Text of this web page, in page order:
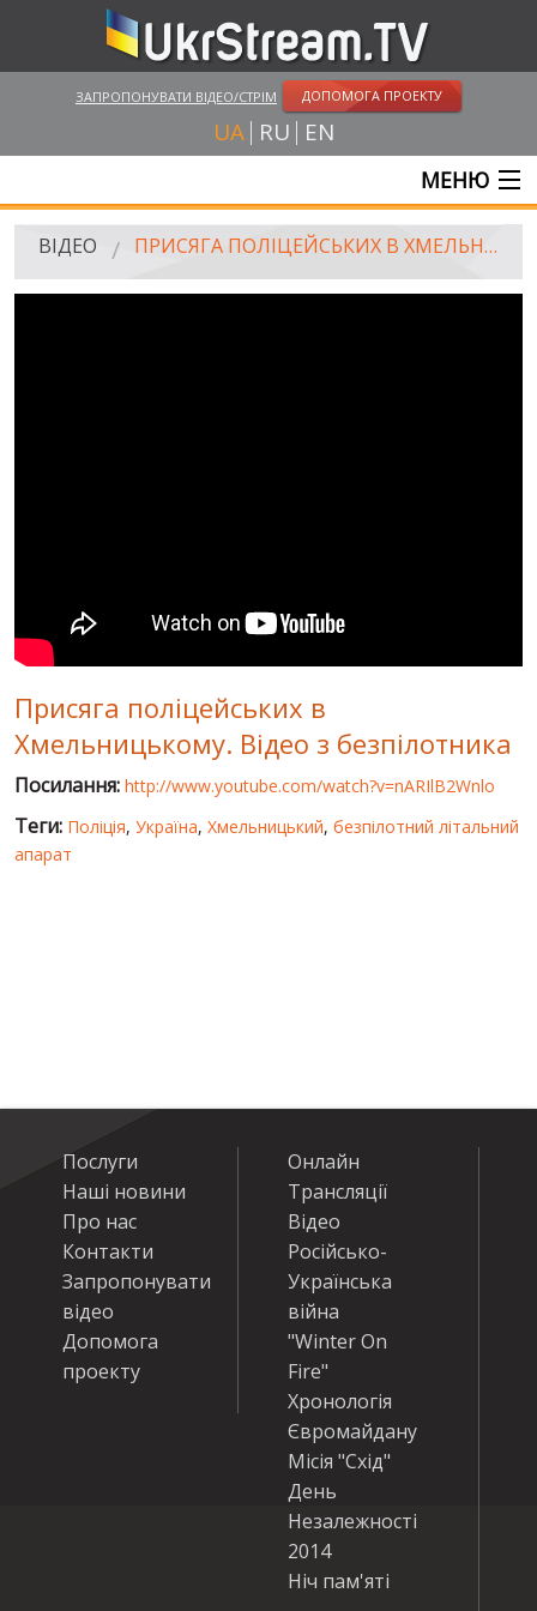
ЗАПРОПОНУВАТИ ВІДЕО/СТРІМ ДОПОМОГА ПРОЕКТУ
UA RU EN
МЕНЮ
ГОЛОВНА
ПУБЛІЧНІ ЛЮДИ
РОСІЙСЬКО-УКРАЇНСЬКА ВІЙНА
"WINTER ON FIRE"
ХРОНОЛОГІЯ ЄВРОМАЙДАНУ
ВІДЕО ПРИСЯГА ПОЛІЦЕЙСЬКИХ В ХМЕЛЬНИЦЬКОМУ. ВІДЕО З БЕЗПІЛОТНИКА
Присяга поліцейських в
Хмельницькому. Відео з безпілотника
Посилання: http://www.youtube.com/watch?v=nARIlB2Wnlo
Теги: Поліція, Україна, Хмельницький, безпілотний літальний
апарат
Послуги
Наші новини
Про нас
Контакти
Запропонувати
відео
Допомога
проекту
Онлайн
Трансляції
Відео
Російсько-
Українська
війна
"Winter On
Fire"
Хронологія
Євромайдану
Місія "Схід"
День
Незалежності
2014
Ніч пам'яті